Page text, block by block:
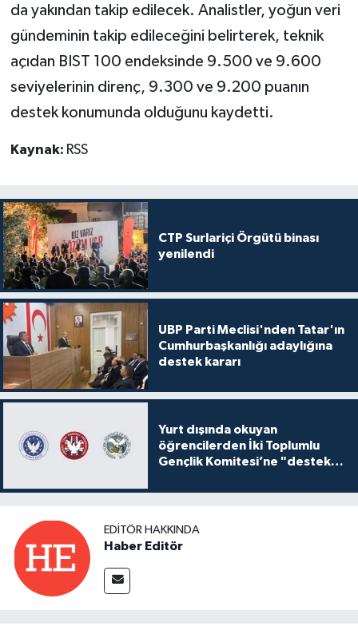
da yakından takip edilecek. Analistler, yoğun veri
gündeminin takip edileceğini belirterek, teknik
açıdan BIST 100 endeksinde 9.500 ve 9.600
seviyelerinin direnç, 9.300 ve 9.200 puanın
destek konumunda olduğunu kaydetti.
Kaynak: RSS
CTP Surlariçi Örgütü binası
yenilendi
UBP Parti Meclisi'nden Tatar'ın
Cumhurbaşkanlığı adaylığına
destek kararı
Yurt dışında okuyan
öğrencilerden İki Toplumlu
Gençlik Komitesi’ne "destek
EDITÖR HAKKINDA
Haber Editör